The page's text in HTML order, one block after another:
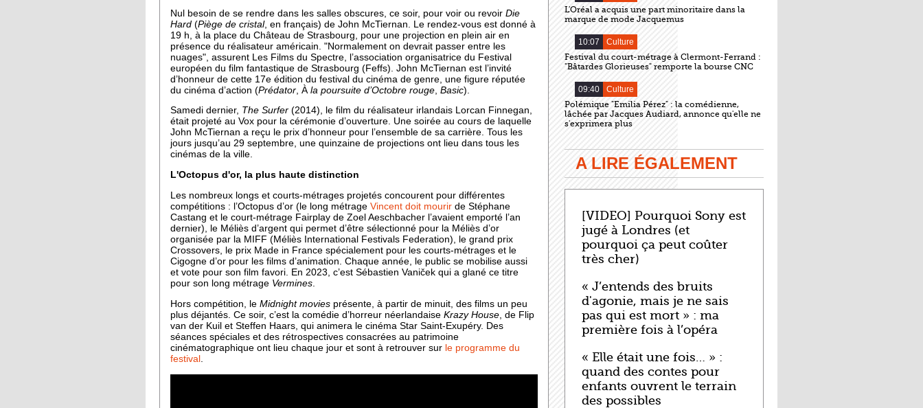
Nul besoin de se rendre dans les salles obscures, ce soir, pour voir ou revoir Die
Hard (Piège de cristal, en français) de John McTiernan. Le rendez-vous est donné à
19 h, à la place du Château de Strasbourg, pour une projection en plein air en
présence du réalisateur américain. "Normalement on devrait passer entre les
nuages", assurent Les Films du Spectre, l’association organisatrice du Festival
européen du film fantastique de Strasbourg (Feffs). John McTiernan est l’invité
d’honneur de cette 17e édition du festival du cinéma de genre, une figure réputée
du cinéma d’action (Prédator , À la poursuite d’Octobre rouge Basic).
Samedi dernier, The Surfer (2014), le film du réalisateur irlandais Lorcan Finnegan,
était projeté au Vox pour la cérémonie d’ouverture. Une soirée au cours de laquelle
John McTiernan a reçu le prix d’honneur pour l’ensemble de sa carrière. Tous les
jours jusqu’au 29 septembre, une quinzaine de projections ont lieu dans tous les
cinémas de la ville.
L'Octopus d'or, la plus haute distinction
Les nombreux longs et courts-métrages projetés concourent pour différentes
compétitions : l’Octopus d’or (le long métrage Vincent doit mourir de Stéphane
Castang et le court-métrage Fairplay de Zoel Aeschbacher l’avaient emporté l’an
dernier), le Méliès d’argent qui permet d’être sélectionné pour la Méliès d’or
organisée par la MIFF (Méliès International Festivals Federation), le grand prix
Crossovers, le prix Made in France spécialement pour les courts-métrages et le
Cigogne d’or pour les films d’animation. Chaque année, le public se mobilise aussi
et vote pour son film favori. En 2023, c’est Sébastien Vaniček qui a glané ce titre
pour son long métrage Vermines.
Hors compétition, le Midnight movies présente, à partir de minuit, des films un peu
plus déjantés. Ce soir, c’est la comédie d’horreur néerlandaise Krazy House , de Flip
van der Kuil et Steffen Haars, qui animera le cinéma Star Saint-Exupéry. Des
séances spéciales et des rétrospectives consacrées au patrimoine
cinématographique ont lieu chaque jour et sont à retrouver sur le programme du
festival
L'Oréal a acquis une part minoritaire dans la
marque de mode Jacquemus
10:07
Culture
Festival du court-métrage à Clermont-Ferrand :
"Bâtardes Glorieuses" remporte la bourse CNC
09:40
Culture
Polémique "Emilia Pérez" : la comédienne,
lâchée par Jacques Audiard, annonce qu'elle ne
s'exprimera plus
A LIRE ÉGALEMENT
[VIDEO] Pourquoi Sony est
jugé à Londres (et
pourquoi ça peut coûter
très cher)
« J’entends des bruits
d'agonie, mais je ne sais
pas qui est mort » : ma
première fois à l’opéra
« Elle était une fois… » :
quand des contes pour
enfants ouvrent le terrain
des possibles